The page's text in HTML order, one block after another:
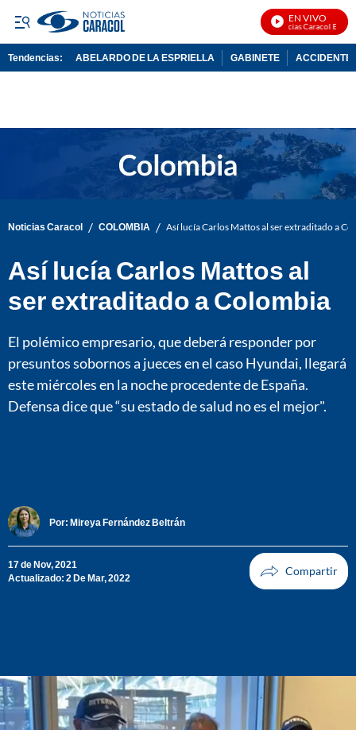
EN VIVO
Noticias Caracol En Vivo
Tendencias: ABELARDO DE LA ESPRIELLA GABINETE ACCIDENTE
Noticias Caracol / COLOMBIA / Así lucía Carlos Mattos al ser extraditado a
Así lucía Carlos Mattos al
ser extraditado a Colombia
El polémico empresario, que deberá responder por
presuntos sobornos a jueces en el caso Hyundai, llegará
este miércoles en la noche procedente de España.
Defensa dice que “su estado de salud no es el mejor".
Por: Mireya Fernández Beltrán
17 de Nov, 2021
Actualizado: 2 De Mar, 2022